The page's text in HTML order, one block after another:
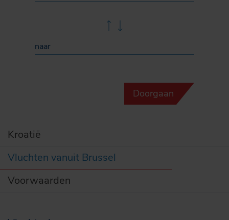
naar
Doorgaan
Kroatië
Vluchten vanuit Brussel
Voorwaarden